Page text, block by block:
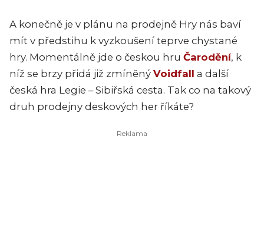
A konečně je v plánu na prodejně Hry nás baví
mít v předstihu k vyzkoušení teprve chystané
hry. Momentálně jde o českou hru Čarodění, k
níž se brzy přidá již zmíněný Voidfall a další
česká hra Legie – Sibiřská cesta. Tak co na takový
druh prodejny deskových her říkáte?